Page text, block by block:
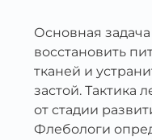
Основная
восстановить
тканей и
застой. Тактика
от стадии
Флебологи